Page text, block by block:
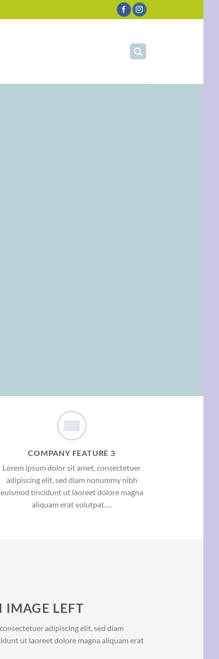
COMPANY FEATURE 3
Lorem ipsum dolor sit amet, consectetuer
adipiscing elit, sed diam nonummy nibh
euismod tincidunt ut laoreet dolore magna
aliquam erat volutpat….
IMAGE LEFT
adipiscing elit, sed diam
ut laoreet dolore magna aliquam erat